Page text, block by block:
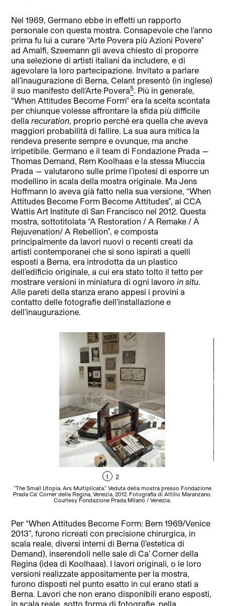
Nel 1969, Germano ebbe in effetti un rapporto
personale con questa mostra. Consapevole che l’anno
prima fu lui a curare “Arte Povera più Azioni Povere”
ad Amalfi, Szeemann gli aveva chiesto di proporre
una selezione di artisti italiani da includere, e di
agevolare la loro partecipazione. Invitato a parlare
all’inaugurazione di Berna, Celant presentò (in inglese)
il suo manifesto dell’Arte Povera5
. Più in generale,
“When Attitudes Become Form” era la scelta scontata
per chiunque volesse affrontare la sfida più difficile
dellarecuration , proprio perché era quella che aveva
maggiori probabilità di fallire. La sua aura mitica la
rendeva presente sempre e ovunque, ma anche
irripetibile. Germano e il team di Fondazione Prada —
Thomas Demand, Rem Koolhaas e la stessa Miuccia
Prada — valutarono sulle prime l’ipotesi di esporre un
modellino in scala della mostra originale. Ma Jens
Hoffmann lo aveva già fatto nella sua versione, “When
Attitudes Become Form Become Attitudes”, al CCA
Wattis Art Institute di San Francisco nel 2012. Questa
mostra, sottotitolata “A Restoration / A Remake / A
Rejuvenation/ A Rebellion”, e composta
principalmente da lavori nuovi o recenti creati da
artisti contemporanei che si sono ispirati a quelli
esposti a Berna, era introdotta da un plastico
dell’edificio originale, a cui era stato tolto il tetto per
mostrare versioni in miniatura di ogni lavoro in situ
Alle pareti della stanza erano appesi i provini a
contatto delle fotografie dell’installazione e
dell’inaugurazione.
1 2
“The Small Utopia. Ars Multiplicata.” Veduta della mostra presso Fondazione
Prada Ca’ Corner della Regina, Venezia, 2012. Fotografia di Attilio Maranzano.
Courtesy Fondazione Prada Milano / Venezia.
Per “When Attitudes Become Form: Bern 1969/Venice
2013”, furono ricreati con precisione chirurgica, in
scala reale, diversi interni di Berna (l’estetica di
Demand), inserendoli nelle sale di Ca’ Corner della
Regina (idea di Koolhaas). I lavori originali, o le loro
versioni realizzate appositamente per la mostra,
furono disposti nel punto esatto in cui erano stati a
Berna. Lavori che non erano disponibili erano esposti,
in scala reale, sotto forma di fotografie, nella